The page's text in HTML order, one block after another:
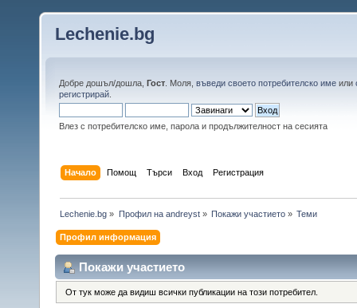
Lechenie.bg
Добре дошъл/дошла, Гост . Моля, въведи своето потребителско име или
регистрирай
Влез с потребителско име, парола и продължителност на сесията
Начало Помощ Търси Вход Регистрация
Lechenie.bg » Профил на andreyst» Покажи участието» Теми
Профил информация
Покажи участието
От тук може да видиш всички публикации на този потребител.